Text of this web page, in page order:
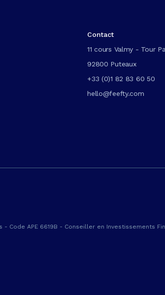
Contact
11 cours Valmy - Tour
92800 Puteaux
+33 (0)1 82 83 60 50
hello@feefty.com
- Code APE 6619B - Conseiller en Investissements